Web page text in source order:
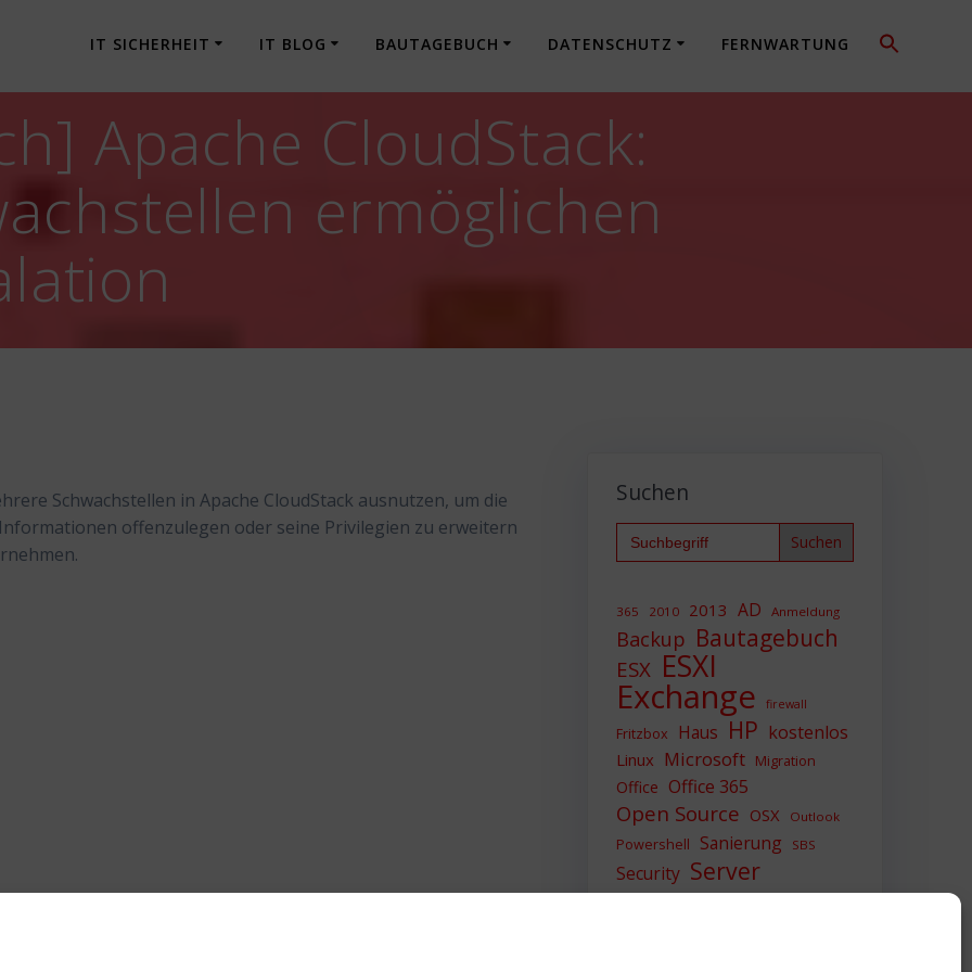
IT SICHERHEIT IT BLOG BAUTAGEBUCH DATENSCHUTZ FERNWARTUNG
Apache CloudStack:
ermöglichen
Schwachstellen in Apache CloudStack ausnutzen, um die
offenzulegen oder seine Privilegien zu erweitern
Suchen
Search
for:
365 2010 2013 AD Anmeldung
Backup Bautagebuch
ESX ESXI
Exchange firewall
Fritzbox Haus HP kostenlos
Linux Microsoft Migration
Office Office 365
Open Source OSX Outlook
Powershell Sanierung SBS
Security Server
Sicherheit SIEM